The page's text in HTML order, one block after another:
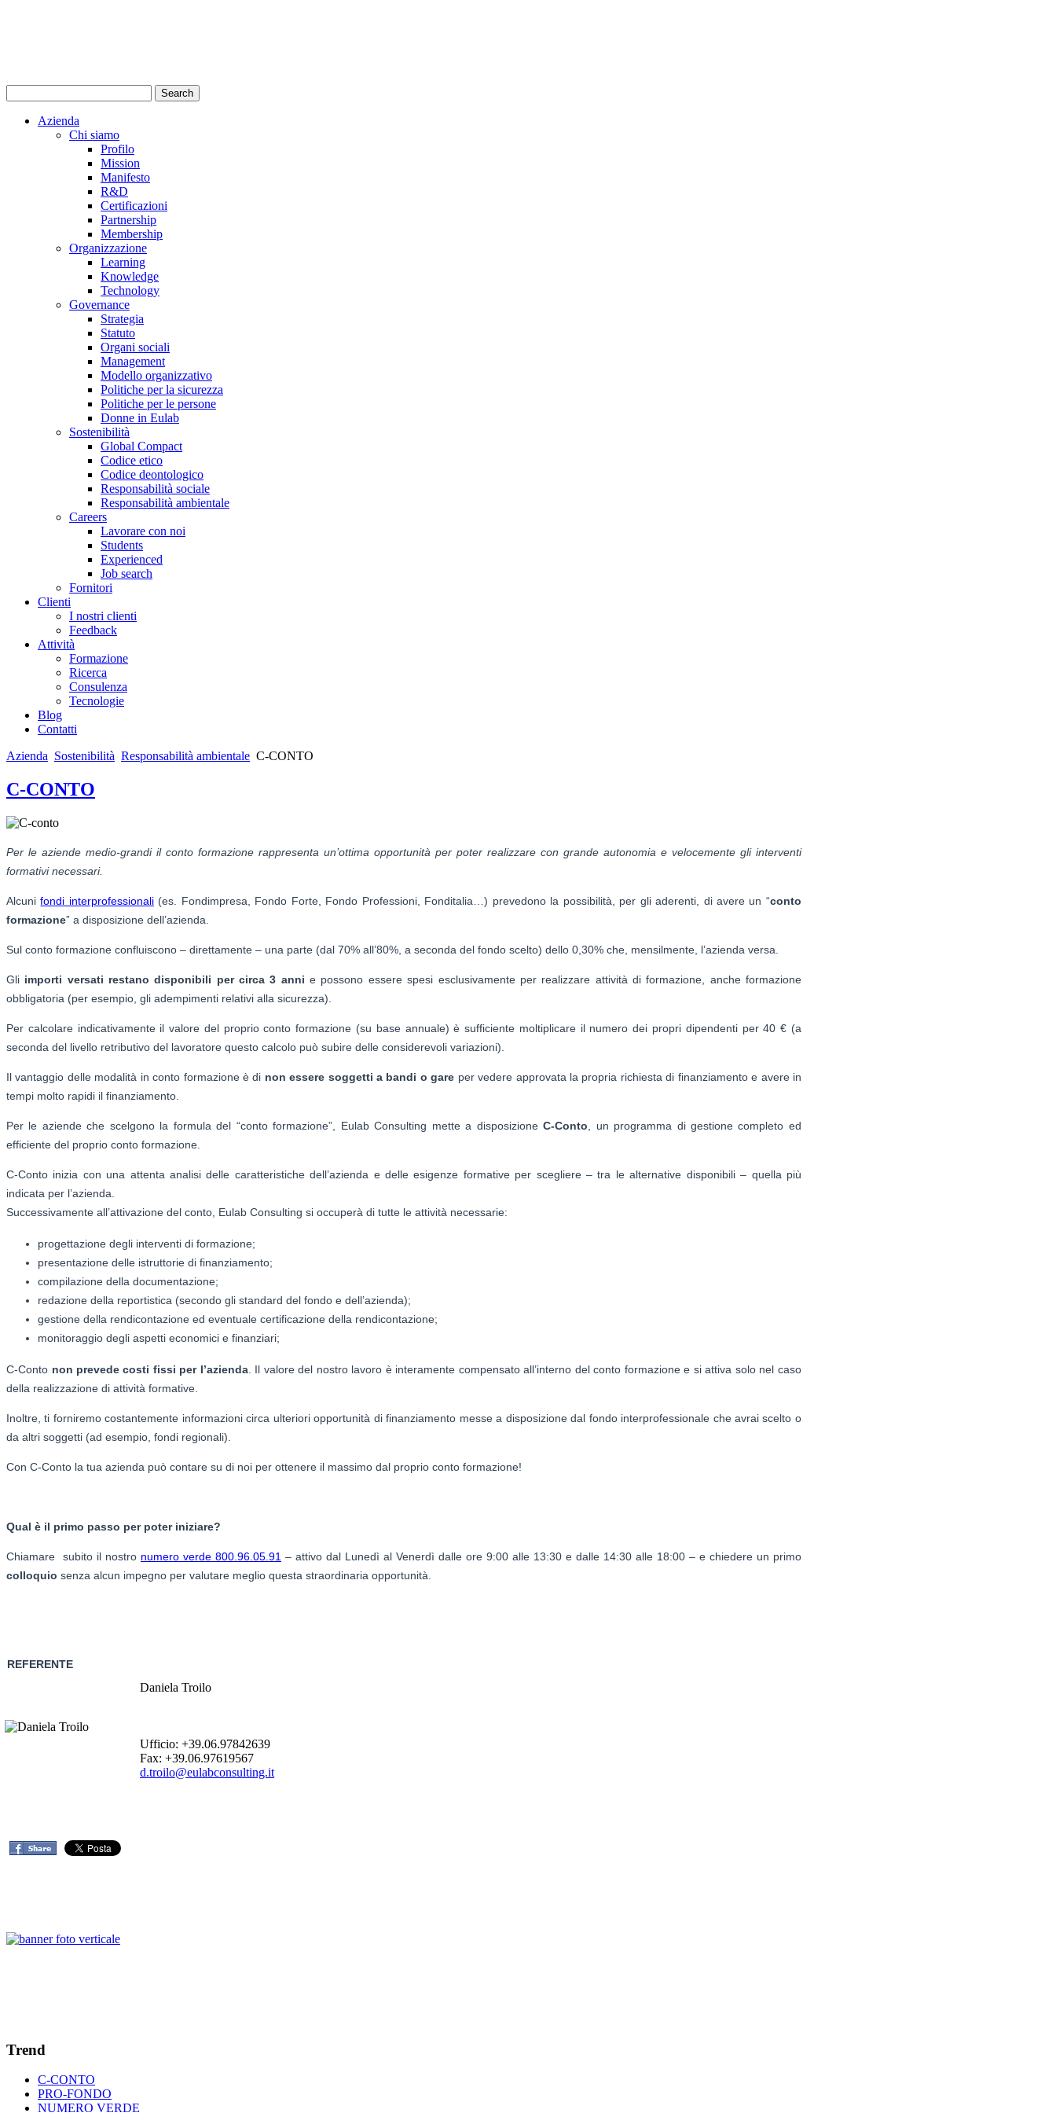
Azienda
Chi siamo
Profilo
Mission
Manifesto
R&D
Certificazioni
Partnership
Membership
Organizzazione
Learning
Knowledge
Technology
Governance
Strategia
Statuto
Organi sociali
Management
Modello organizzativo
Politiche per la sicurezza
Politiche per le persone
Donne in Eulab
Sostenibilità
Global Compact
Codice etico
Codice deontologico
Responsabilità sociale
Responsabilità ambientale
Careers
Lavorare con noi
Students
Experienced
Job search
Fornitori
Clienti
I nostri clienti
Feedback
Attività
Formazione
Ricerca
Consulenza
Tecnologie
Blog
Contatti
Azienda Sostenibilità Responsabilità ambientale C-CONTO
C-CONTO
Per le aziende medio-grandi il conto formazione rappresenta un’ottima opportunità per poter realizzare con grande autonomia e velocemente gli interventi
formativi necessari.
Alcunifondi interprofessionali(es. Fondimpresa, Fondo Forte, Fondo Professioni, Fonditalia…) prevedono la possibilità, per gli aderenti, di avere un “conto
formazione” a disposizione dell’azienda.
Sul conto formazione confluiscono – direttamente – una parte (dal 70% all’80%, a seconda del fondo scelto) dello 0,30% che, mensilmente, l’azienda versa.
Gli importi versati restano disponibili per circa 3 anni e possono essere spesi esclusivamente per realizzare attività di formazione, anche formazione
obbligatoria (per esempio, gli adempimenti relativi alla sicurezza).
Per calcolare indicativamente il valore del proprio conto formazione (su base annuale) è sufficiente moltiplicare il numero dei propri dipendenti per 40 € (a
seconda del livello retributivo del lavoratore questo calcolo può subire delle considerevoli variazioni).
Il vantaggio delle modalità in conto formazione è di non essere soggetti a bandi o gare per vedere approvata la propria richiesta di finanziamento e avere in
tempi molto rapidi il finanziamento.
Per le aziende che scelgono la formula del “conto formazione”, Eulab Consulting mette a disposizioneC-Conto , un programma di gestione completo ed
efficiente del proprio conto formazione.
C-Conto inizia con una attenta analisi delle caratteristiche dell’azienda e delle esigenze formative per scegliere – tra le alternative disponibili – quella più
indicata per l’azienda.
Successivamente all’attivazione del conto, Eulab Consulting si occuperà di tutte le attività necessarie:
progettazione degli interventi di formazione;
presentazione delle istruttorie di finanziamento;
compilazione della documentazione;
redazione della reportistica (secondo gli standard del fondo e dell’azienda);
gestione della rendicontazione ed eventuale certificazione della rendicontazione;
monitoraggio degli aspetti economici e finanziari;
C-Conto non prevede costi fissi per l’azienda. Il valore del nostro lavoro è interamente compensato all’interno del conto formazione e si attiva solo nel caso
della realizzazione di attività formative.
Inoltre, ti forniremo costantemente informazioni circa ulteriori opportunità di finanziamento messe a disposizione dal fondo interprofessionale che avrai scelto o
da altri soggetti (ad esempio, fondi regionali).
Con C-Conto la tua azienda può contare su di noi per ottenere il massimo dal proprio conto formazione!
Qual è il primo passo per poter iniziare?
Chiamare subito il nostro numero verde 800.96.05.91 – attivo dal Lunedì al Venerdì dalle ore 9:00 alle 13:30 e dalle 14:30 alle 18:00 – e chiedere un primo
colloquio senza alcun impegno per valutare meglio questa straordinaria opportunità.
REFERENTE
Daniela Troilo
Ufficio: +39.06.97842639
Fax: +39.06.97619567
d.troilo@eulabconsulting.it
Trend
C-CONTO
PRO-FONDO
NUMERO VERDE